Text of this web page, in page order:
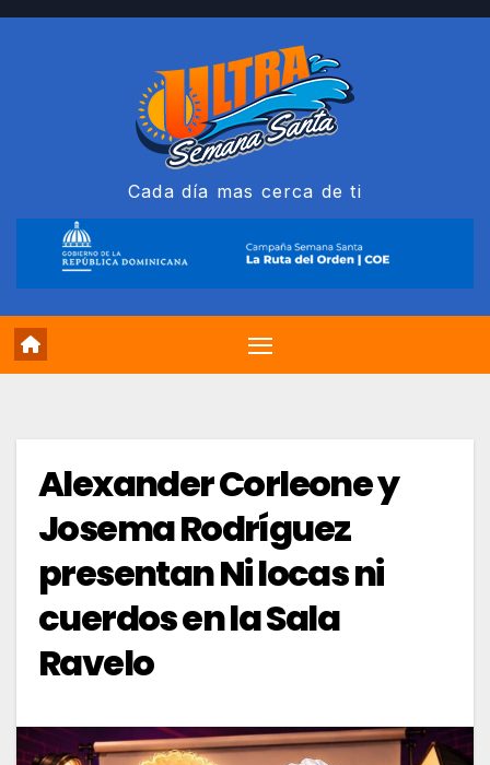
Saltar
Cada día mas cerca de ti
Alexander Corleone y
Josema Rodríguez
presentan Ni locas ni
cuerdos en la Sala
Ravelo